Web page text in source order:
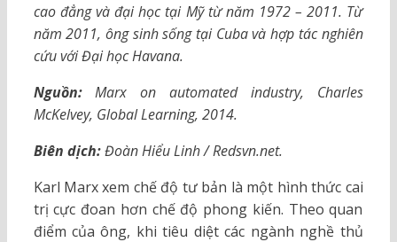
cao đẳng và đại học tại Mỹ từ năm 1972 – 2011. Từ
năm 2011, ông sinh sống tại Cuba và hợp tác nghiên
cứu với Đại học Havana.
Nguồn:Marx on automated industry, Charles
McKelvey, Global Learning, 2014.
Biên dịch:Đoàn Hiểu Linh / Redsvn.net.
Karl Marx xem chế độ tư bản là một hình thức cai
trị cực đoan hơn chế độ phong kiến. Theo quan
điểm của ông, khi tiêu diệt các ngành nghề thủ